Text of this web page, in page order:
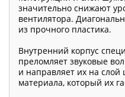
значительно снижают
вентилятора.
из прочного пластика.
Внутренний корпус
преломляет звуковые
и направляет их на
материала, который их